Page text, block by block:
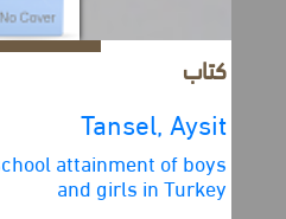
Tansel, Aysit
of school attainment of boys
and girls in Turkey